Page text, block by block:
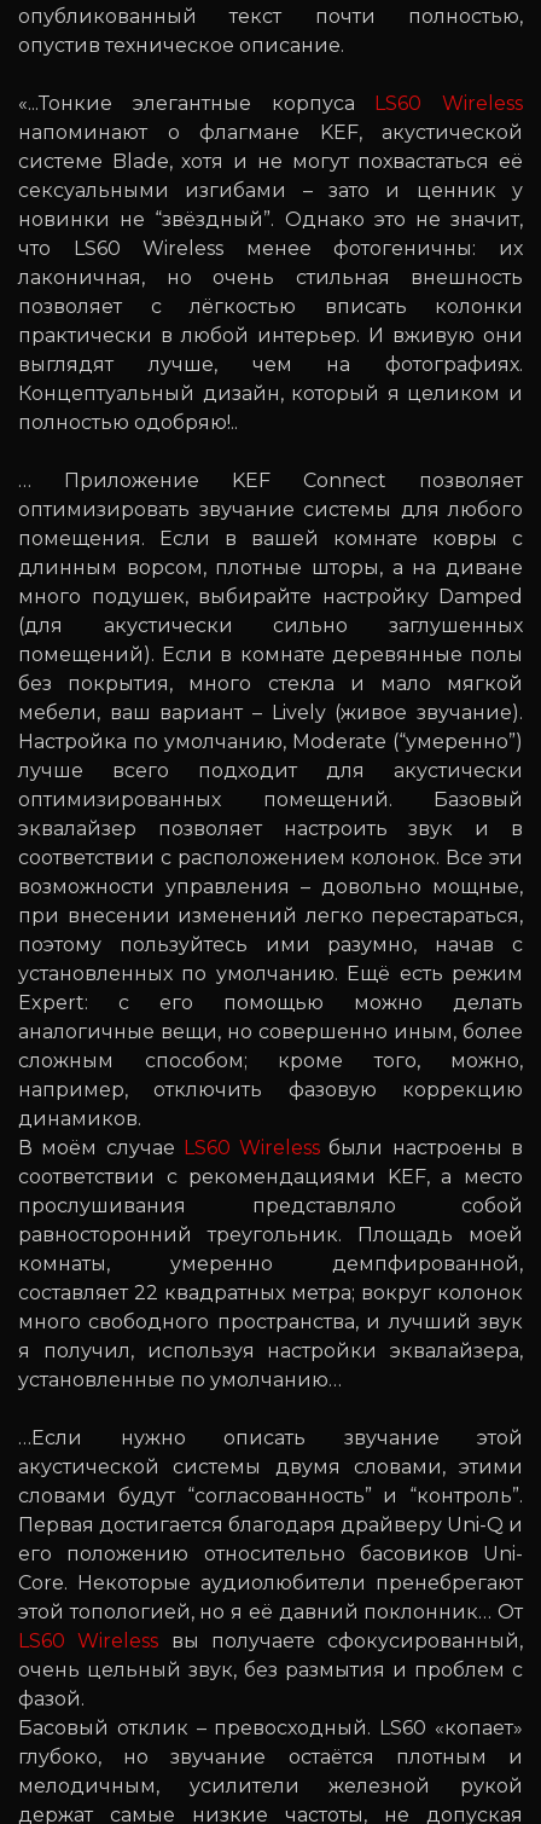
опубликованный текст почти полностью,
опустив техническое описание.
«...Тонкие элегантные корпуса LS60 Wireless
напоминают о флагмане KEF, акустической
системе Blade, хотя и не могут похвастаться её
сексуальными изгибами – зато и ценник у
новинки не “звёздный”. Однако это не значит,
что LS60 Wireless менее фотогеничны: их
лаконичная, но очень стильная внешность
позволяет с лёгкостью вписать колонки
практически в любой интерьер. И вживую они
выглядят лучше, чем на фотографиях.
Концептуальный дизайн, который я целиком и
полностью одобряю!..
… Приложение KEF Connect позволяет
оптимизировать звучание системы для любого
помещения. Если в вашей комнате ковры с
длинным ворсом, плотные шторы, а на диване
много подушек, выбирайте настройку Damped
(для акустически сильно заглушенных
помещений). Если в комнате деревянные полы
без покрытия, много стекла и мало мягкой
мебели, ваш вариант – Lively (живое звучание).
Настройка по умолчанию, Moderate (“умеренно”)
лучше всего подходит для акустически
оптимизированных помещений. Базовый
эквалайзер позволяет настроить звук и в
соответствии с расположением колонок. Все эти
возможности управления – довольно мощные,
при внесении изменений легко перестараться,
поэтому пользуйтесь ими разумно, начав с
установленных по умолчанию. Ещё есть режим
Expert: с его помощью можно делать
аналогичные вещи, но совершенно иным, более
сложным способом; кроме того, можно,
например, отключить фазовую коррекцию
динамиков.
В моём случае LS60 Wireless были настроены в
соответствии с рекомендациями KEF, а место
прослушивания представляло собой
равносторонний треугольник. Площадь моей
комнаты, умеренно демпфированной,
составляет 22 квадратных метра; вокруг колонок
много свободного пространства, и лучший звук
я получил, используя настройки эквалайзера,
установленные по умолчанию…
…Если нужно описать звучание этой
акустической системы двумя словами, этими
словами будут “согласованность” и “контроль”.
Первая достигается благодаря драйверу Uni-Q и
его положению относительно басовиков Uni-
Core. Некоторые аудиолюбители пренебрегают
этой топологией, но я её давний поклонник… От
LS60 Wireless вы получаете сфокусированный,
очень цельный звук, без размытия и проблем с
фазой.
Басовый отклик – превосходный. LS60 «копает»
глубоко, но звучание остаётся плотным и
мелодичным, усилители железной рукой
держат самые низкие частоты, не допуская